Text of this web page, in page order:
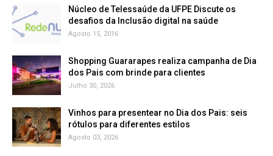
Núcleo de Telessaúde da UFPE Discute os
Agosto 15, 2016
Shopping Guararapes realiza campanha de Dia
dos Pais com brinde para clientes
Julho 30, 2026
Vinhos para presentear no Dia dos Pais: seis
rótulos para diferentes estilos
Agosto 03, 2026